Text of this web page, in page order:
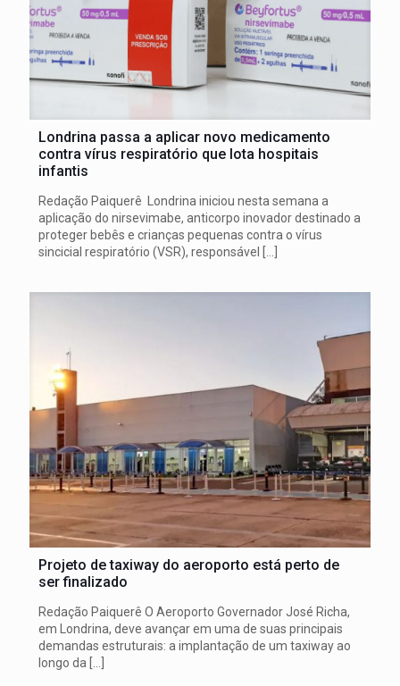
Londrina passa a aplicar novo medicamento
contra vírus respiratório que lota hospitais
infantis
Redação Paiquerê Londrina iniciou nesta semana a
aplicação do nirsevimabe, anticorpo inovador destinado a
proteger bebês e crianças pequenas contra o vírus
sincicial respiratório (VSR), responsável […]
Projeto de taxiway do aeroporto está perto de
ser finalizado
Redação Paiquerê O Aeroporto Governador José Richa,
em Londrina, deve avançar em uma de suas principais
demandas estruturais: a implantação de um taxiway ao
longo da